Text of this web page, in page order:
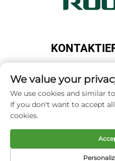
City, Jinhua City, Zhejiang
Tel.:+86-18503033545
E-Mail:[email protected]
Copyright © Zhejiang
We value your
We use cookies and similar
If you don't want to accept
cookies.